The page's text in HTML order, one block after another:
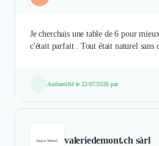
Je cherchais une table de 6 pour
c'était parfait . Tout était naturel sans
Authentifié le 22/07/2026 par
valeriedemont.ch sàrl